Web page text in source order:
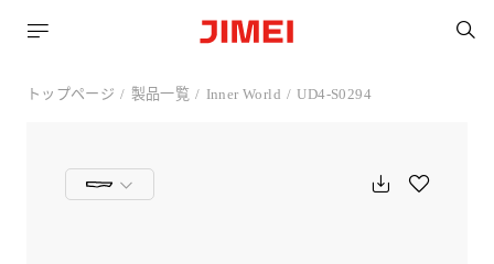
トップページ 製品一覧 Inner World UD4-S0294